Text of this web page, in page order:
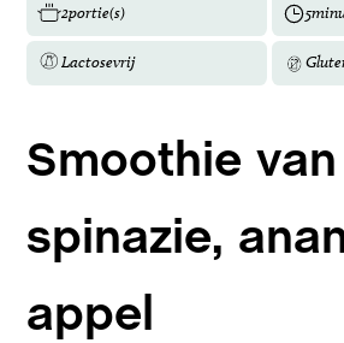
2portie(s) 5
Lactosevrij
Smoothie
spinazie,
appel